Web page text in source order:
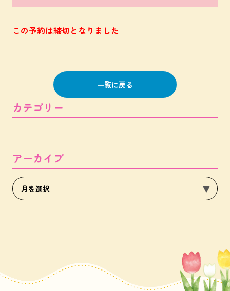
この予約は締切となりました
一覧に戻る
カテゴリー
アーカイブ